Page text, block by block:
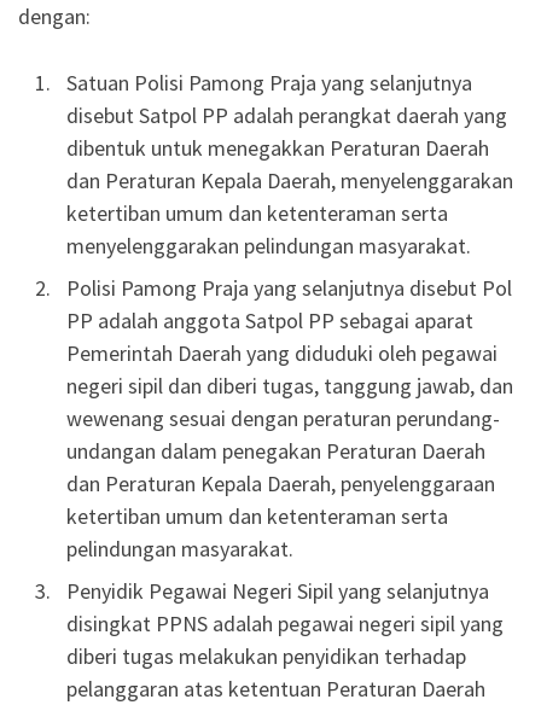
dengan:
Satuan Polisi Pamong Praja yang selanjutnya
disebut Satpol PP adalah perangkat daerah yang
dibentuk untuk menegakkan Peraturan Daerah
dan Peraturan Kepala Daerah, menyelenggarakan
ketertiban umum dan ketenteraman serta
menyelenggarakan pelindungan masyarakat.
Polisi Pamong Praja yang selanjutnya disebut Pol
PP adalah anggota Satpol PP sebagai aparat
Pemerintah Daerah yang diduduki oleh pegawai
negeri sipil dan diberi tugas, tanggung jawab, dan
wewenang sesuai dengan peraturan perundang-
undangan dalam penegakan Peraturan Daerah
dan Peraturan Kepala Daerah, penyelenggaraan
ketertiban umum dan ketenteraman serta
pelindungan masyarakat.
Penyidik Pegawai Negeri Sipil yang selanjutnya
disingkat PPNS adalah pegawai negeri sipil yang
diberi tugas melakukan penyidikan terhadap
pelanggaran atas ketentuan Peraturan Daerah